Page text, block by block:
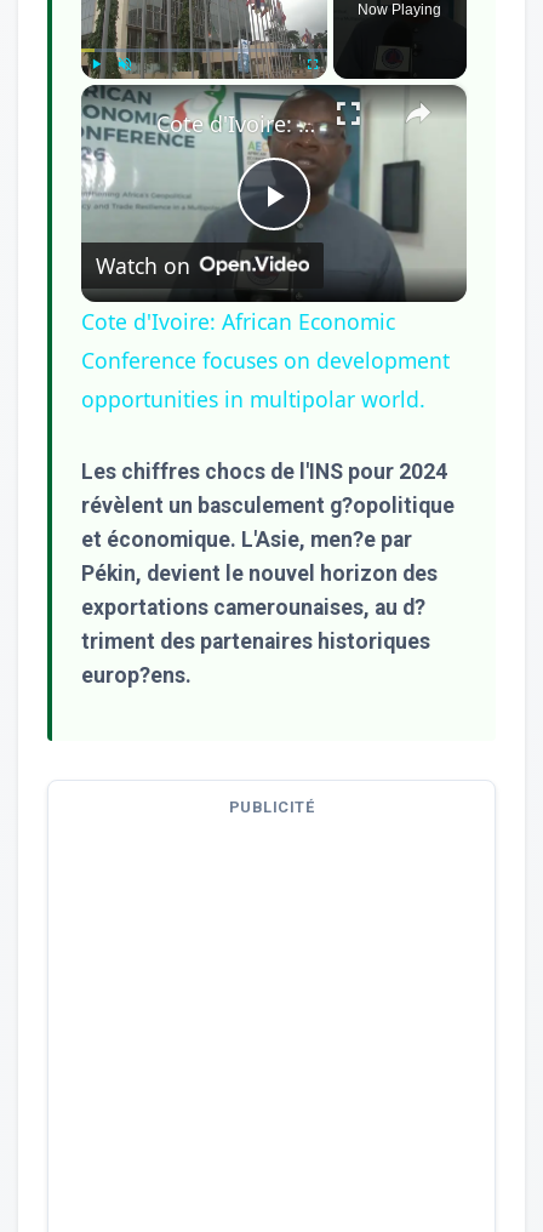
Play Unmute Fullscreen
Now Playing
×
Play
Video
Cote d'Ivoire: African Economic Conference focuses on development opportunities in multipolar world.
Watch on
Cote d'Ivoire: African Economic
Conference focuses on development
opportunities in multipolar world.
Les chiffres chocs de l'INS pour 2024
révèlent un basculement g?opolitique
et économique. L'Asie, men?e par
Pékin, devient le nouvel horizon des
exportations camerounaises, au d?
triment des partenaires historiques
europ?ens.
PUBLICITÉ